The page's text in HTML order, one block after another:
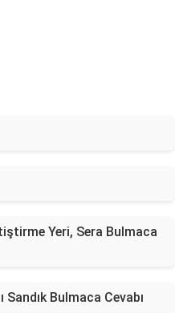
Yeri, Sera Bulmaca
Sandık Bulmaca Cevabı